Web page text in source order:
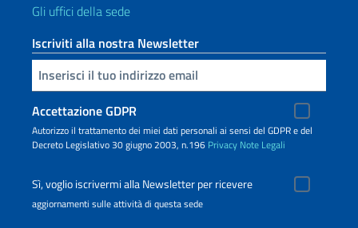
Gli uffici della sede
Iscriviti alla nostra Newsletter
Inserisci la tua email
Accettazione GDPR
Autorizzo il trattamento dei miei dati personali ai sensi del GDPR e del
Decreto Legislativo 30 giugno 2003, n.196 Privacy Note Legali
Sì, voglio iscrivermi alla Newsletter per ricevere
aggiornamenti sulle attività di questa sede